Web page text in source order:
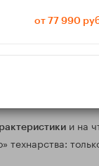
утонуть.
и
И каждый
на
а в
и на
от 77 990